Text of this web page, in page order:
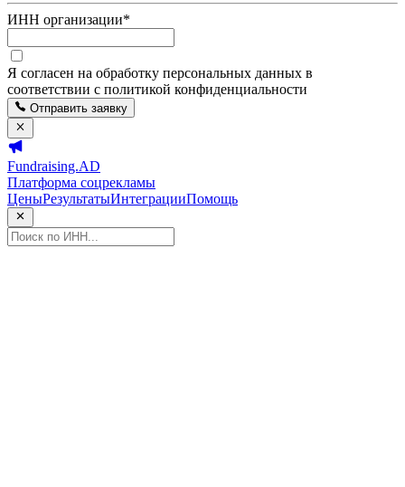
ИНН организации*
Я согласен на обработку персональных данных в
соответствии с политикой конфиденциальности
Отправить заявку
Fundraising.AD
Платформа соцрекламы
ЦеныРезультатыИнтеграцииПомощь